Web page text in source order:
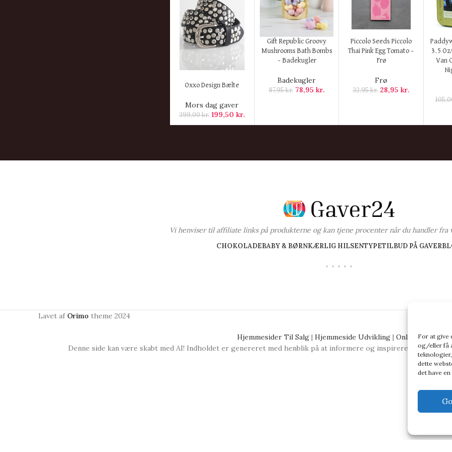
For at give
og/eller få
dette
det have
KØB HER
Oxxo Design Bælte
Mors dag gaver
399,00kr. 199,50 kr.
KØB HER
Gift Republic Groovy
Mushrooms Bath Bombs
– Badekugler
Badekugler
87,95kr. 78,95 kr.
KØB HER
Piccolo Seeds Piccolo
Thai Pink Egg Tomato –
Frø
Frø
32,95kr. 28,95kr.
KØB
3.5
Van
Vi henviser til affiliate links på produkterne og kan tjene procenter når du handler fra
CHOKOLADEBABY & BØRNKÆRLIG HILSENTYPETILBUD PÅ GAVER
Lavet af Orimo theme 2024
Hjemmesider Til Salg | Hjemmeside Udvikling | Online Tilbud
Denne side kan være skabt med AI! Indholdet er genereret med henblik på at informere og inspirere, men vi